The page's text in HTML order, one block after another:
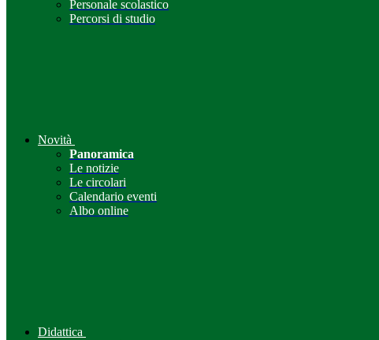
Personale scolastico
Percorsi di studio
Novità
Panoramica
Le notizie
Le circolari
Calendario eventi
Albo online
Didattica